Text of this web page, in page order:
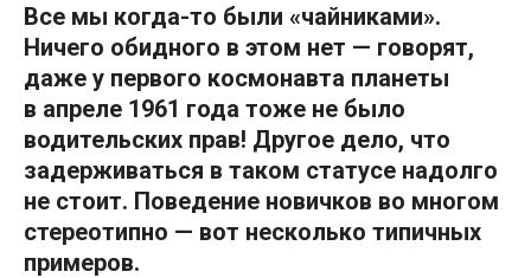
Все мы когда-то были «чайниками».
Ничего обидного в этом нет — говорят,
даже у первого космонавта планеты
в апреле 1961 года тоже не было
водительских прав! Другое дело, что
задерживаться в таком статусе надолго
не стоит. Поведение новичков во многом
стереотипно — вот несколько типичных
примеров.